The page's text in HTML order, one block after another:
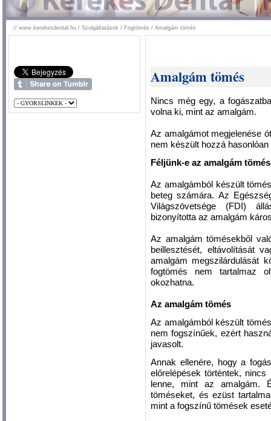
// www.kerekesdental.hu / Szolgáltatások / Fogtömés / Amalgám tömés
Amalgám tömés
Nincs még egy, a
volna ki, mint az amalgám.
Az amalgámot megjelenése
nem készült hozzá
Féljünk-e az amalgám
Az amalgámból készült
beteg számára. Az
Világszövetsége (FDI)
bizonyította az amalgám
Az amalgám tömésekből
beillesztését, eltávolítását
amalgám megszilárdulását
fogtömés nem tartalmaz
okozhatna.
Az amalgám tömés
Az amalgámból készült
nem fogszínűek, ezért
javasolt.
Annak ellenére, hogy a
előrelépések történtek,
lenne, mint az amalgám.
töméseket, és ezüst
mint a fogszínű tömések